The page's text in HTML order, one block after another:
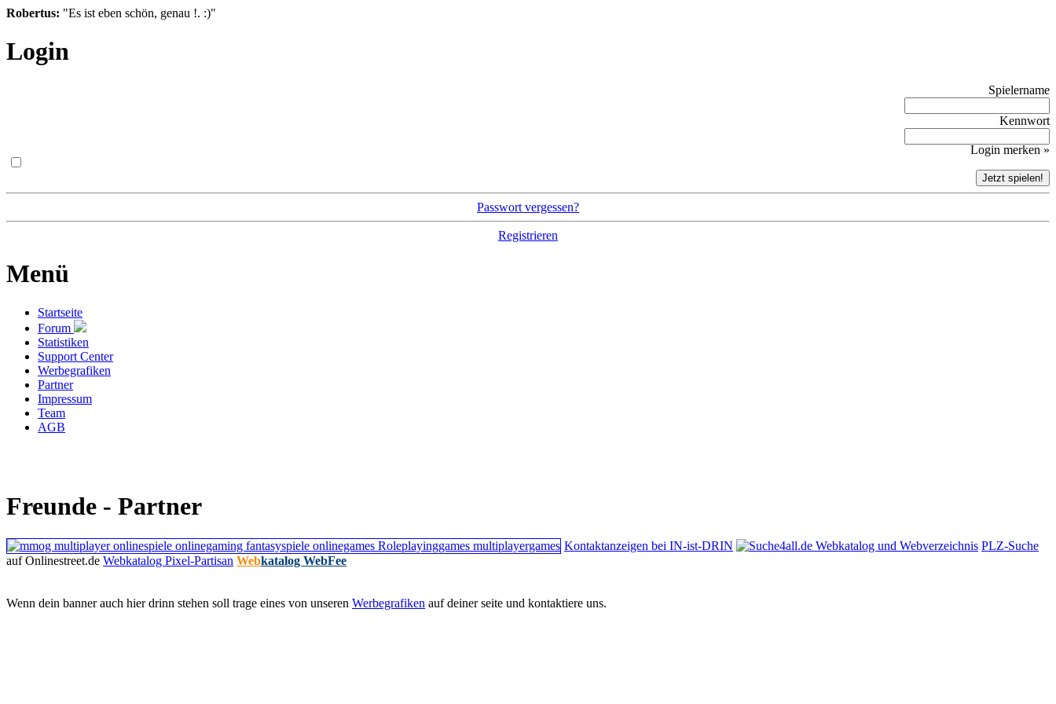
Robertus: "Es ist eben schön, genau !. :)"
Login
Spielername
Kennwort
Login merken »
Passwort vergessen?
Registrieren
Menü
Startseite
Forum
Statistiken
Support Center
Werbegrafiken
Partner
Impressum
Team
AGB
Freunde - Partner
Kontaktanzeigen bei IN-ist-DRIN
PLZ-Suche
auf Onlinestreet.de Webkatalog Pixel-Partisan Webkatalog WebFee
Wenn dein banner auch hier drinn stehen soll trage eines von unseren Werbegrafiken auf deiner seite und kontaktiere uns.